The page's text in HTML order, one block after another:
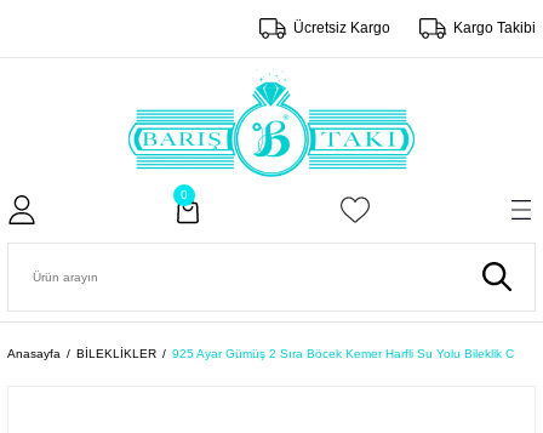
Ücretsiz Kargo Kargo Takibi
0
Anasayfa BİLEKLİKLER 925 Ayar Gümüş 2 Sıra Böcek Kemer Harfli Su Yolu Bileklik C